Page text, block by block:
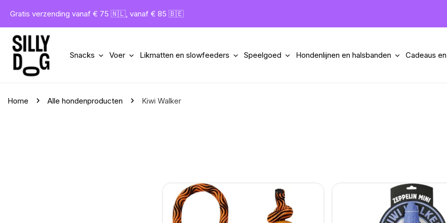
naar artikel
Gratis verzending vanaf € 75 🇳🇱, vanaf € 85 🇧🇪
Snacks Voer Likmatten en slowfeeders Speelgoed Hondenlijnen en halsbanden Cadeaus
Home Alle hondenproducten Kiwi Walker
Kiwi
Walker
Let's
Kiwi